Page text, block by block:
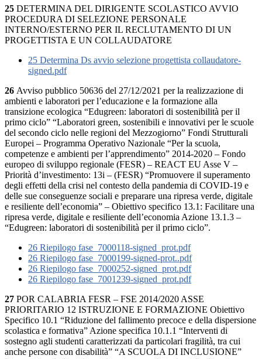
25 DETERMINA DEL DIRIGENTE SCOLASTICO AVVIO
PROCEDURA DI SELEZIONE PERSONALE
INTERNO/ESTERNO PER IL RECLUTAMENTO DI UN
PROGETTISTA E UN COLLAUDATORE
25 Determina Ds avvio selezione progettista collaudatore-
signed.pdf
26 Avviso pubblico 50636 del 27/12/2021 per la realizzazione di
ambienti e laboratori per l’educazione e la formazione alla
transizione ecologica “Edugreen: laboratori di sostenibilità per il
primo ciclo” “Laboratori green, sostenibili e innovativi per le scuole
del secondo ciclo nelle regioni del Mezzogiorno” Fondi Strutturali
Europei – Programma Operativo Nazionale “Per la scuola,
competenze e ambienti per l’apprendimento” 2014-2020 – Fondo
europeo di sviluppo regionale (FESR) – REACT EU Asse V –
Priorità d’investimento: 13i – (FESR) “Promuovere il superamento
degli effetti della crisi nel contesto della pandemia di COVID-19 e
delle sue conseguenze sociali e preparare una ripresa verde, digitale
e resiliente dell’economia” – Obiettivo specifico 13.1: Facilitare una
ripresa verde, digitale e resiliente dell’economia Azione 13.1.3 –
“Edugreen: laboratori di sostenibilità per il primo ciclo”.
26 Riepilogo fase_7000118-signed_prot.pdf
26 Riepilogo fase_7000199-signed-prot..pdf
26 Riepilogo fase_7000252-signed_prot.pdf
26 Riepilogo fase_7001239-signed_prot.pdf
27 POR CALABRIA FESR – FSE 2014/2020 ASSE
PRIORITARIO 12 ISTRUZIONE E FORMAZIONE Obiettivo
Specifico 10.1 “Riduzione del fallimento precoce e della dispersione
scolastica e formativa” Azione specifica 10.1.1 “Interventi di
sostegno agli studenti caratterizzati da particolari fragilità, tra cui
anche persone con disabilità” “A SCUOLA DI INCLUSIONE”